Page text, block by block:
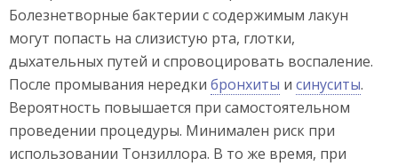
Болезнетворные бактерии с содержимым лакун
могут попасть на слизистую рта, глотки,
дыхательных путей и спровоцировать воспаление.
После промывания нередки бронхиты и синуситы.
Вероятность повышается при самостоятельном
проведении процедуры. Минимален риск при
использовании Тонзиллора. В то же время, при